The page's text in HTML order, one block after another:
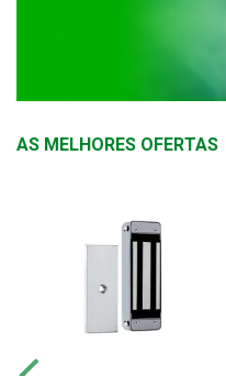
AS MELHORES OFERTAS